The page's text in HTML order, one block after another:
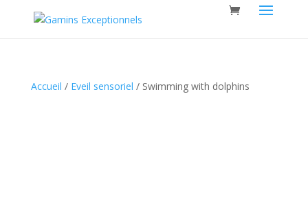
Accueil / Eveil sensoriel / Swimming with dolphins